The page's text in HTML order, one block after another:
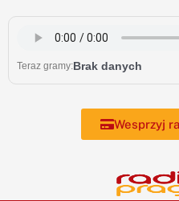
content
Teraz gramy:Brak danych
Wesprzyj